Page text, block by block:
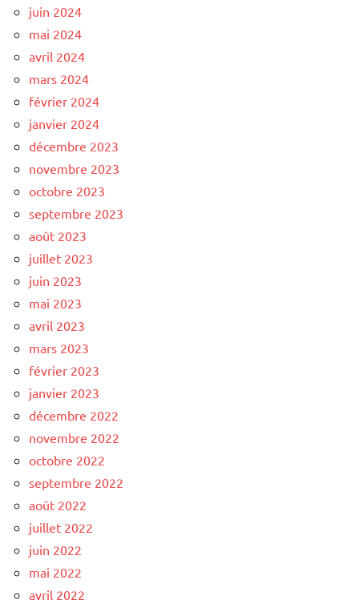
juin 2024
mai 2024
avril 2024
mars 2024
février 2024
janvier 2024
décembre 2023
novembre 2023
octobre 2023
septembre 2023
août 2023
juillet 2023
juin 2023
mai 2023
avril 2023
mars 2023
février 2023
janvier 2023
décembre 2022
novembre 2022
octobre 2022
septembre 2022
août 2022
juillet 2022
juin 2022
mai 2022
avril 2022